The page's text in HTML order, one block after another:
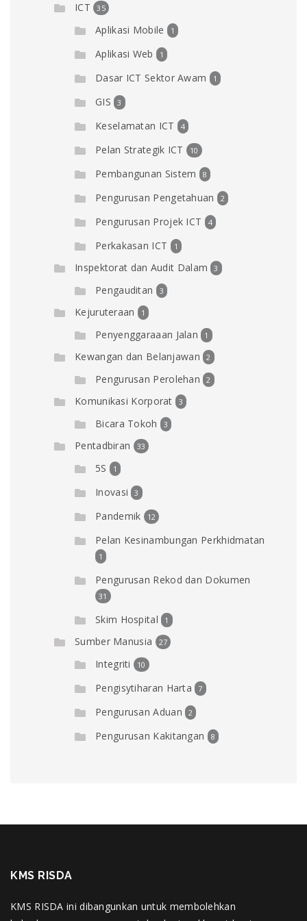
ICT 35
Aplikasi Mobile 1
Aplikasi Web 1
Dasar ICT Sektor Awam 1
GIS 3
Keselamatan ICT 4
Pelan Strategik ICT 10
Pembangunan Sistem 8
Pengurusan Pengetahuan 2
Pengurusan Projek ICT 4
Perkakasan ICT 1
Inspektorat dan Audit Dalam 3
Pengauditan 3
Kejuruteraan 1
Penyenggaraaan Jalan 1
Kewangan dan Belanjawan 2
Pengurusan Perolehan 2
Komunikasi Korporat 3
Bicara Tokoh 3
Pentadbiran 33
5S 1
Inovasi 3
Pandemik 12
Pelan Kesinambungan Perkhidmatan
1
Pengurusan Rekod dan Dokumen
31
Skim Hospital 1
Sumber Manusia 27
Integriti 10
Pengisytiharan Harta 7
Pengurusan Aduan 2
Pengurusan Kakitangan 8
KMS RISDA
KMS RISDA ini dibangunkan untuk membolehkan